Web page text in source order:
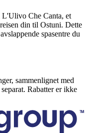
L'Ulivo Che Canta, et
din til Ostuni. Dette
spasentre du
sammenlignet med
Rabatter er ikke